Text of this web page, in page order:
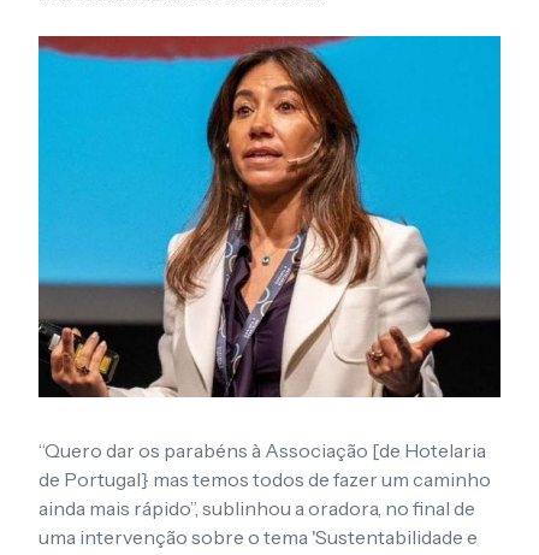
“Quero dar os parabéns à Associação [de Hotelaria
de Portugal} mas temos todos de fazer um caminho
ainda mais rápido”, sublinhou a oradora, no final de
uma intervenção sobre o tema 'Sustentabilidade e